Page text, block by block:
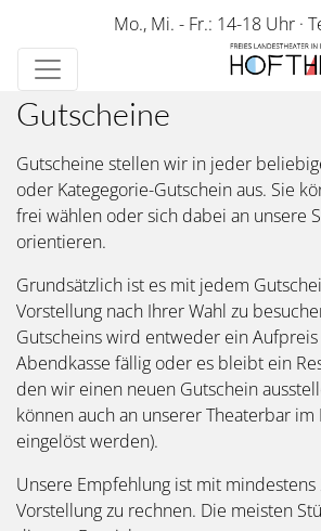
Direkt
zum
Inhalt
Mo., Mi. - Fr.: 14-18 Uhr ·
Gutscheine
Gutscheine stellen wir in jeder
oder Kategegorie-Gutschein aus. Sie
frei wählen oder sich dabei an unsere
orientieren.
Grundsätzlich ist es mit jedem
Vorstellung nach Ihrer Wahl zu
Gutscheins wird entweder ein
Abendkasse fällig oder es bleibt ein
den wir einen neuen Gutschein
können auch an unserer Theaterbar
eingelöst werden).
Unsere Empfehlung ist mit mindestens
Vorstellung zu rechnen. Die meisten